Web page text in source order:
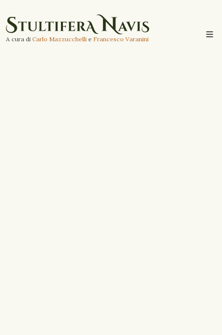
A cura di Carlo Mazzucchelli e Francesco Varanini